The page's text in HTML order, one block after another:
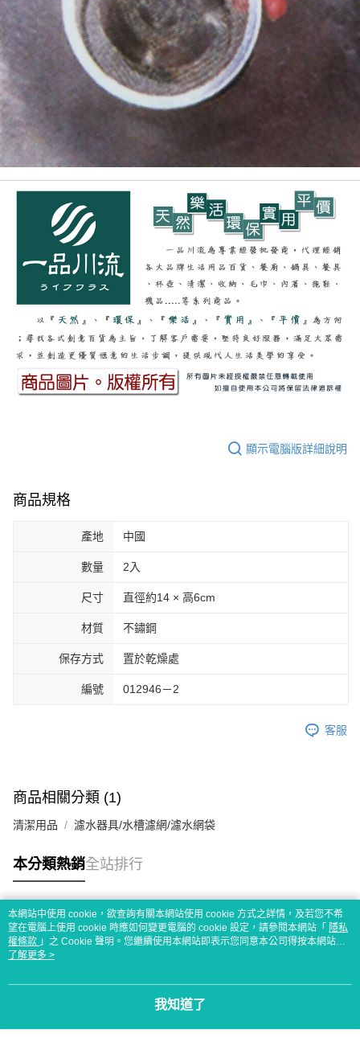
顯示電腦版詳細說明
商品規格
產地 中國
數量 2入
尺寸 直徑約14 × 高6cm
材質 不鏽鋼
保存方式 置於乾燥處
編號 012946－2
客服
商品相關分類 (1)
清潔用品 濾水器具/水槽濾網/濾水網袋
本分類熱銷全站排行
熱門標籤
本網站中使用 cookie，欲查詢有關本網站使用 cookie 方式之詳情，及若您不希
望在電腦上使用 cookie 時應如何變更電腦的 cookie 設定，請參閱本網站「 隱私
權條款 」之 Cookie 聲明。您繼續使用本網站即表示您同意本公司得按本網站使
用條款之 Cookie 聲明使用 cookie。
了解更多 >
我知道了